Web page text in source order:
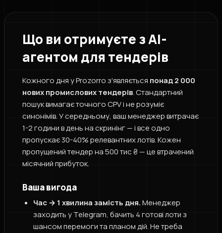
Що ви отримуєте з AI-
агентом для тендерів
Кожного дня у Prozorro з'являється понад 2 000
нових промислових тендерів. Стандартний
пошук вимагає точного CPV і не розуміє
синонімів. У середньому, ваш менеджер витрачає
1-2 години в день на скринінг — і все одно
пропускає 30-40% релевантних лотів. Кожен
пропущений тендер на 500 тис ₴ — це втрачений
місячний прибуток.
Ваша вигода
Час → 1 хвилина замість дня.Менеджер
заходить у Telegram, бачить 4 готові лоти з
шансом перемоги та планом дій. Не треба